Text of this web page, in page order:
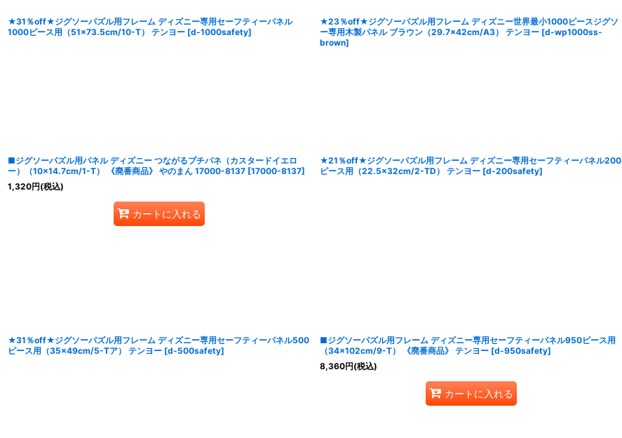
★31％off★ジグソーパズル用フレーム ディズニー専用セーフティーパネル
1000ピース用（51×73.5cm/10-T） テンヨー [d-1000safety]
★23％off★ジグソーパズル用フレーム ディズニー世界最小1000ピースジグソ
ー専用木製パネル ブラウン（29.7×42cm/A3） テンヨー [d-wp1000ss-
brown]
■ジグソーパズル用パネル ディズニー つながるプチパネ（カスタードイエロ
ー）（10×14.7cm/1-T） 《廃番商品》 やのまん 17000-8137 [17000-8137]
1,320円(税込)
カートに入れる
★21％off★ジグソーパズル用フレーム ディズニー専用セーフティーパネル200
ピース用（22.5×32cm/2-TD） テンヨー [d-200safety]
★31％off★ジグソーパズル用フレーム ディズニー専用セーフティーパネル500
ピース用（35×49cm/5-Tア） テンヨー [d-500safety]
■ジグソーパズル用フレーム ディズニー専用セーフティーパネル950ピース用
（34×102cm/9-T） 《廃番商品》 テンヨー [d-950safety]
8,360円(税込)
カートに入れる